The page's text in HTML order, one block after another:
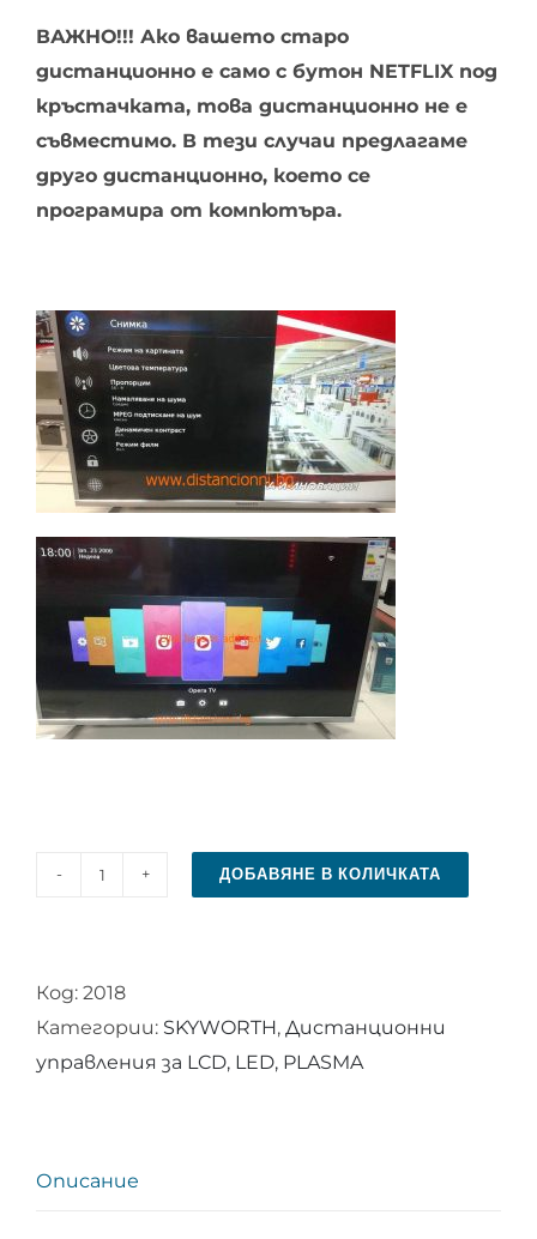
ВАЖНО!!! Ако вашето старо
дистанционно е само с бутон NETFLIX под
кръстачката, това дистанционно не е
съвместимо. В тези случаи предлагаме
друго дистанционно, което се
програмира от компютъра.
количество
управление
за
SKYWORTH
ДОБАВЯНЕ В КОЛИЧКАТА
Код: 2018
Категории: SKYWORTH, Дистанционни
управления за LCD, LED, PLASMA
Описание